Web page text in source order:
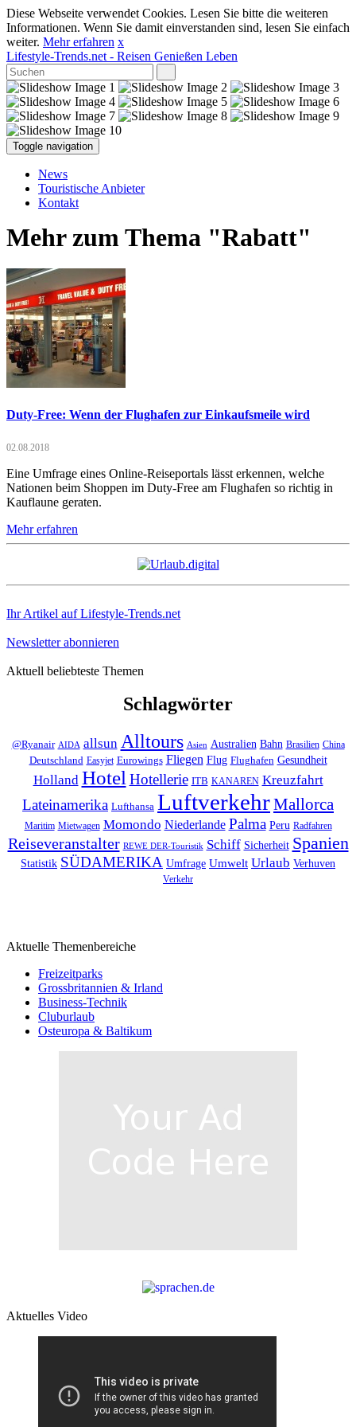
Diese Webseite verwendet Cookies. Lesen Sie bitte die weiteren
Informationen. Wenn Sie damit einverstanden sind, lesen Sie einfach
weiter. Mehr erfahren x
Lifestyle-Trends.net - Reisen Genießen Leben
Toggle navigation
News
Touristische Anbieter
Kontakt
Mehr zum Thema "Rabatt"
Duty-Free: Wenn der Flughafen zur Einkaufsmeile wird
02.08.2018
Eine Umfrage eines Online-Reiseportals lässt erkennen, welche
Nationen beim Shoppen im Duty-Free am Flughafen so richtig in
Kauflaune geraten.
Mehr erfahren
Ihr Artikel auf Lifestyle-Trends.net
Newsletter abonnieren
Aktuell beliebteste Themen
Schlagwörter
@Ryanair AIDA allsun Alltours Asien Australien Bahn Brasilien China
Deutschland Easyjet Eurowings Fliegen Flug Flughafen Gesundheit
Holland Hotel Hotellerie ITB KANAREN Kreuzfahrt
Lateinamerika Lufthansa LuftverkehrMallorca
Maritim Mietwagen Momondo Niederlande Palma Peru Radfahren
Reiseveranstalter REWE DER-Touristik Schiff Sicherheit Spanien
Statistik SÜDAMERIKA Umfrage Umwelt Urlaub Verhuven
Verkehr
Aktuelle Themenbereiche
Freizeitparks
Grossbritannien & Irland
Business-Technik
Cluburlaub
Osteuropa & Baltikum
Aktuelles Video